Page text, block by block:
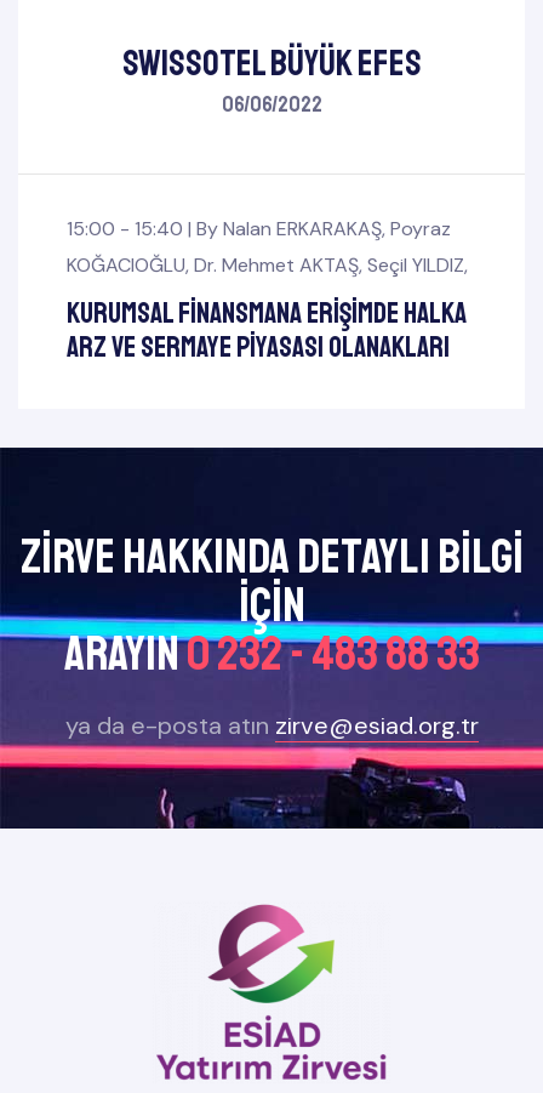
SWISSOTEL Büyük Efes
06/06/2022
15:00 - 15:40 | ByNalan ERKARAKAŞ, Poyraz
KOĞACIOĞLU, Dr. Mehmet AKTAŞ, Seçil YILDIZ,
Kurumsal Finansmana Erişimde Halka
Arz ve Sermaye Piyasası Olanakları
Zirve Hakkında Detaylı bilgi
için
arayın0 232 - 483 88 33
ya da e-posta atın zirve@esiad.org.tr